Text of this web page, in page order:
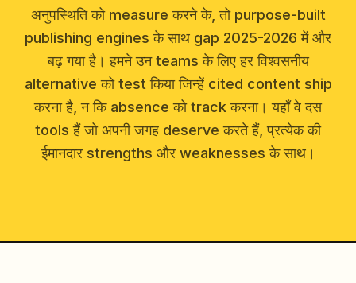
अनुपस्थिति को measure करने के, तो purpose-built
publishing engines के साथ gap 2025-2026 में और
बढ़ गया है। हमने उन teams के लिए हर विश्वसनीय
alternative को test किया जिन्हें cited content ship
करना है, न कि absence को track करना। यहाँ वे दस
tools हैं जो अपनी जगह deserve करते हैं, प्रत्येक की
ईमानदार strengths और weaknesses के साथ।